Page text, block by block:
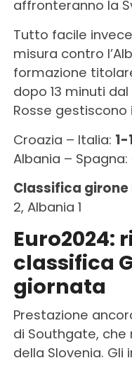
affronteranno la
Tutto facile
misura contro
formazione
dopo 13 minuti dal
Rosse gestiscono
Croazia – Italia: 1-
Albania – Spagna:
Classifica girone
2, Albania 1
Euro2024:
classifica
giornata
Prestazione
di Southgate,
della Slovenia.